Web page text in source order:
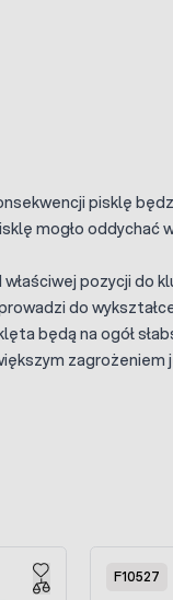
pisklę
mogło oddychać
pozycji do
do
będą na ogół
F10527